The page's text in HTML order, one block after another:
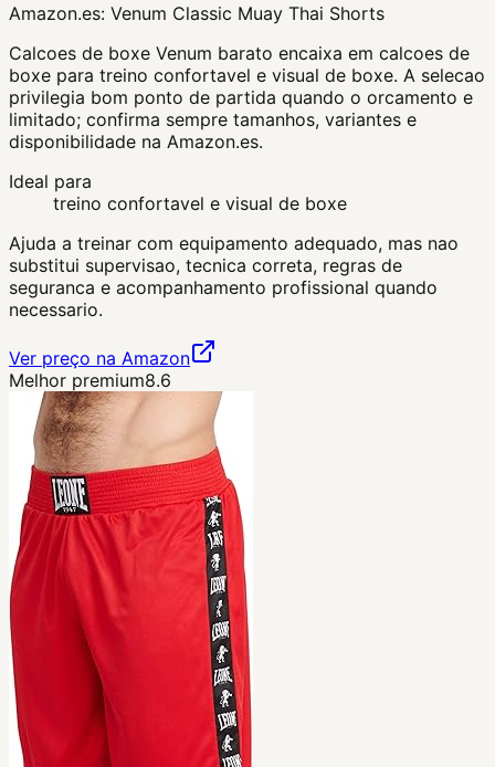
Amazon.es: Venum Classic Muay Thai Shorts
Calcoes de boxe Venum barato encaixa em calcoes de
boxe para treino confortavel e visual de boxe. A selecao
privilegia bom ponto de partida quando o orcamento e
limitado; confirma sempre tamanhos, variantes e
disponibilidade na Amazon.es.
Ideal para
treino confortavel e visual de boxe
Ajuda a treinar com equipamento adequado, mas nao
substitui supervisao, tecnica correta, regras de
seguranca e acompanhamento profissional quando
necessario.
Ver preço na Amazon
Melhor premium8.6